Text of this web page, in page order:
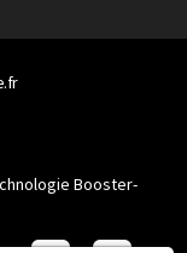
Booster-